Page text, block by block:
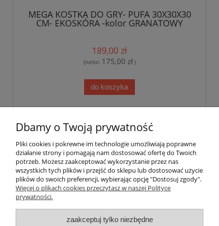
MEGA KOSTKA DO GRY- PUFA 30X30X30
CM- EKOSKÓRA -kolor GRANATOWY
189,00 zł
(netto: 175,00 zł)
do koszyka
« 1 ... 6 7 8 9 10
Pomoc
Dostawa
Gwarancja i zwroty
Dbamy o Twoją prywatność
Pliki cookies i pokrewne im technologie umożliwiają poprawne
działanie strony i pomagają nam dostosować ofertę do Twoich
potrzeb. Możesz zaakceptować wykorzystanie przez nas
wszystkich tych plików i przejść do sklepu lub dostosować użycie
plików do swoich preferencji, wybierając opcję "Dostosuj zgody".
Więcej o plikach cookies przeczytasz w naszej Polityce
prywatności.
zaakceptuj tylko niezbędne